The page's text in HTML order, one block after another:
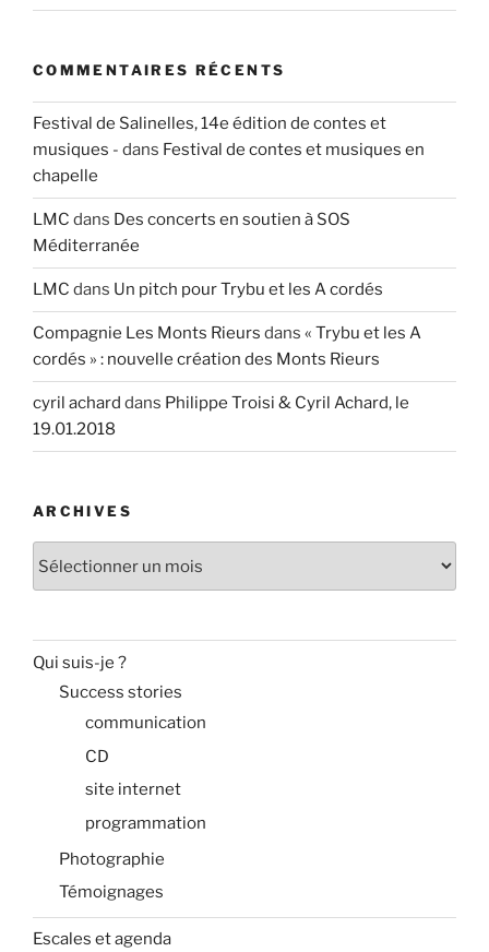
COMMENTAIRES RÉCENTS
Festival de Salinelles, 14e édition de contes et
musiques - dans Festival de contes et musiques en
chapelle
LMC dans Des concerts en soutien à SOS
Méditerranée
LMC dans Un pitch pour Trybu et les A cordés
Compagnie Les Monts Rieurs dans « Trybu et les A
cordés » : nouvelle création des Monts Rieurs
cyril achard dans Philippe Troisi & Cyril Achard, le
19.01.2018
ARCHIVES
Qui suis-je ?
Success stories
communication
CD
site internet
programmation
Photographie
Témoignages
Escales et agenda